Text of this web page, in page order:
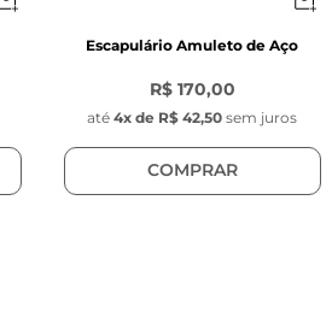
Escapulário Amuleto de Aço
R$ 170,00
até 4x de R$ 42,50 sem juros
COMPRAR